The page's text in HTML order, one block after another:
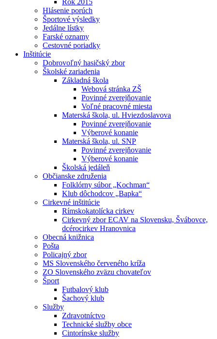
Rok 2015
Hlásenie porúch
Športové výsledky
Jedálne lístky
Farské oznamy
Cestovné poriadky
Inštitúcie
Dobrovoľný hasičský zbor
Školské zariadenia
Základná škola
Webová stránka ZŠ
Povinné zverejňovanie
Voľné pracovné miesta
Materská škola, ul. Hviezdoslavova
Povinné zverejňovanie
Výberové konanie
Materská škola, ul. SNP
Povinné zverejňovanie
Výberové konanie
Školská jedáleň
Občianske združenia
Folklórny súbor „Kochman“
Klub dôchodcov „Bapka“
Cirkevné inštitúcie
Rímskokatolícka cirkev
Cirkevný zbor ECAV na Slovensku, Švábovce,
dcérocirkev Hranovnica
Obecná knižnica
Pošta
Policajný zbor
MS Slovenského červeného kríža
ZO Slovenského zväzu chovateľov
Šport
Futbalový klub
Šachový klub
Služby
Zdravotníctvo
Technické služby obce
Cintorínske služby